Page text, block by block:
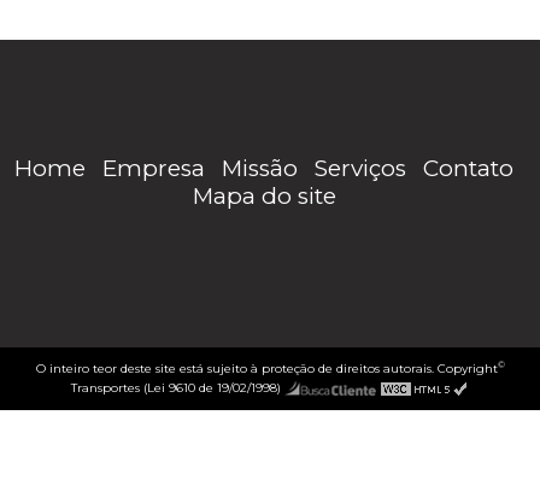
Home Empresa Missão Serviços
Contato
Mapa do site
O inteiro teor deste site está sujeito à proteção de direitos autorais. Copyright©
Transportes (Lei 9610 de 19/02/1998)